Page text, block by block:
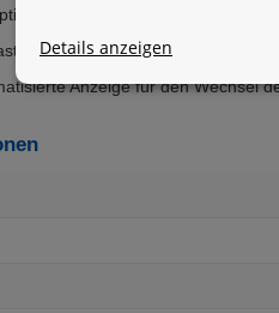
UV-C Entkeimungsmodul
Reduzierung des
Anzeige für den Wechsel
Details anzeigen